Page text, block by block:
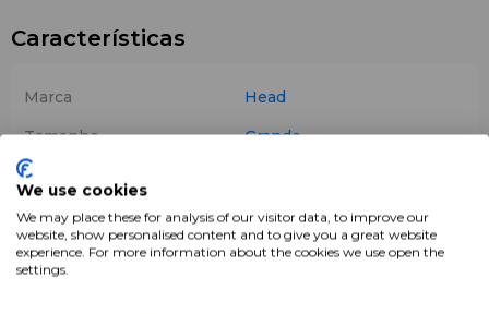
Características
Marca
Head
Tamanho
Grande
Jogador
Cor
Rosa
Compartimento Térmico
Sim
We use cookies
We may place these for analysis of our visitor data, to improve our
website, show personalised content and to give you a great website
experience. For more information about the cookies we use open the
settings.